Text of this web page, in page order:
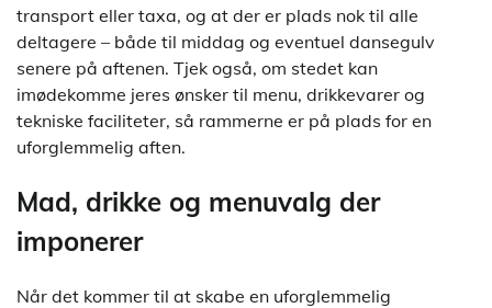
transport eller taxa, og at der er plads nok til alle
deltagere – både til middag og eventuel dansegulv
senere på aftenen. Tjek også, om stedet kan
imødekomme jeres ønsker til menu, drikkevarer og
tekniske faciliteter, så rammerne er på plads for en
uforglemmelig aften.
Mad, drikke og menuvalg der
imponerer
Når det kommer til at skabe en uforglemmelig